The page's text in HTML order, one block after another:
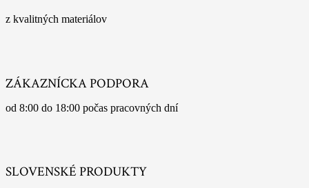
z kvalitných materiálov
ZÁKAZNÍCKA PODPORA
od 8:00 do 18:00 počas pracovných dní
SLOVENSKÉ PRODUKTY